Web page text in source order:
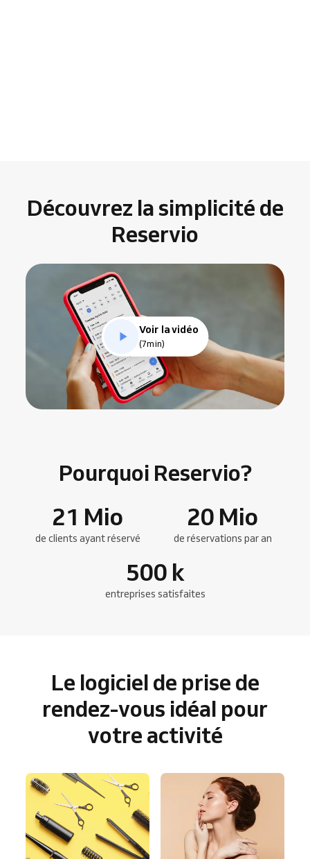
Découvrez la simplicité de
Reservio
Voir la vidéo
(7min)
Pourquoi Reservio?
21 Mio
de clients ayant réservé
20 Mio
de réservations par an
500 k
entreprises satisfaites
Le logiciel de prise de
rendez-vous idéal pour
votre activité